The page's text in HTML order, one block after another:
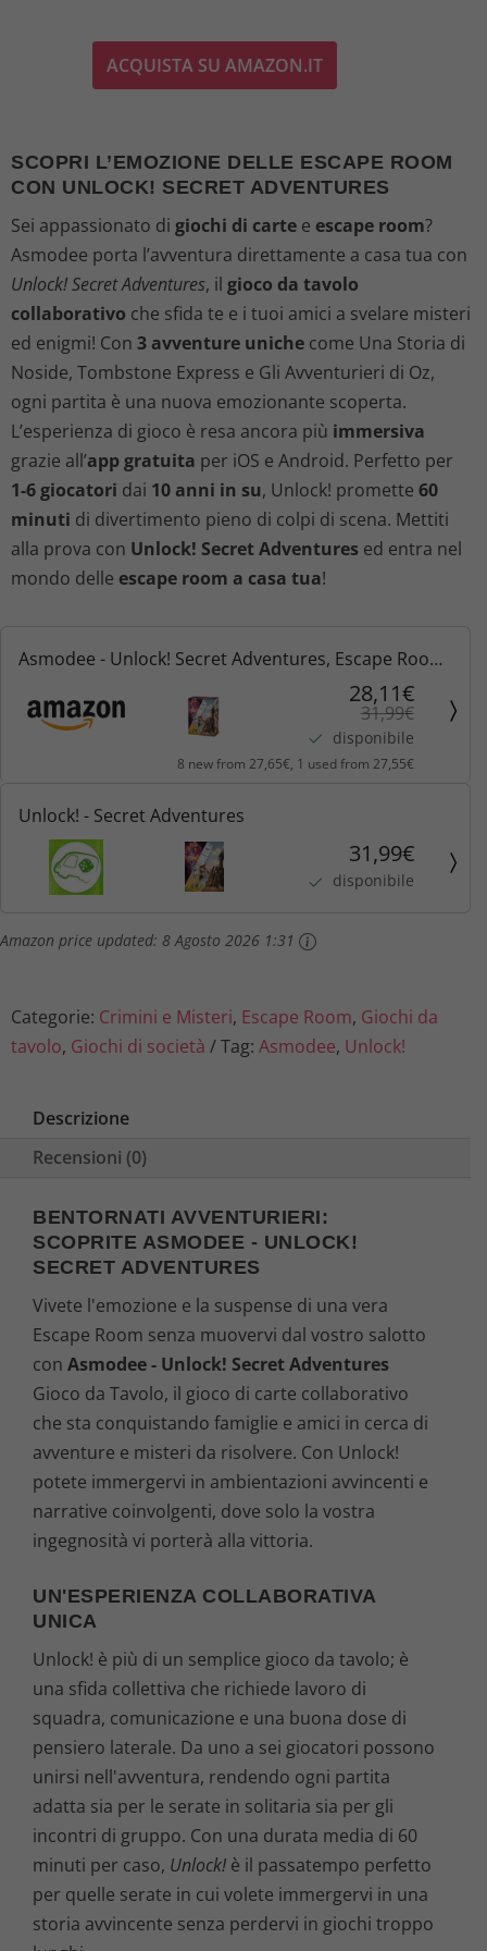
l
p
e
z
z
o
o
r
i
g
i
a
l
r
a
:
1
€
.
l
p
e
z
z
o
a
t
t
u
a
e
:
1
€
ACQUISTA SU AMAZON.IT
SCOPRI L’EMOZIONE DELLE ESCAPE ROOM
CON UNLOCK! SECRET ADVENTURES
Sei appassionato di giochi di carte e escape room?
Asmodee porta l’avventura direttamente a casa tua con
Unlock! Secret Adventures, il gioco da tavolo
collaborativo che sfida te e i tuoi amici a svelare misteri
ed enigmi! Con 3 avventure uniche come Una Storia di
Noside, Tombstone Express e Gli Avventurieri di Oz,
ogni partita è una nuova emozionante scoperta.
L’esperienza di gioco è resa ancora più immersiva
grazie all’app gratuita per iOS e Android. Perfetto per
1-6 giocatori dai 10 anni in su, Unlock! promette 60
minuti di divertimento pieno di colpi di scena. Mettiti
alla prova con Unlock! Secret Adventures ed entra nel
mondo delle escape room a casa tua!
Asmodee - Unlock! Secret Adventures, Escape Room
in un Gioco da Tavolo, 1-6 Giocatori, 10+ Anni,
Edizione in Italiano
28,11€
31,99€
disponibile
8 new from 27,65€, 1 used from 27,55€
Unlock! - Secret Adventures
31,99€
disponibile
Amazon price updated: 8 Agosto 2026 1:31
Categorie: Crimini e Misteri, Escape Room, Giochi da
tavolo, Giochi di società Tag: Asmodee, Unlock!
Descrizione
Recensioni (0)
BENTORNATI AVVENTURIERI:
SCOPRITE ASMODEE - UNLOCK!
SECRET ADVENTURES
Vivete l'emozione e la suspense di una vera
Escape Room senza muovervi dal vostro salotto
con Asmodee - Unlock! Secret Adventures
Gioco da Tavolo, il gioco di carte collaborativo
che sta conquistando famiglie e amici in cerca di
avventure e misteri da risolvere. Con Unlock!
potete immergervi in ambientazioni avvincenti e
narrative coinvolgenti, dove solo la vostra
ingegnosità vi porterà alla vittoria.
UN'ESPERIENZA COLLABORATIVA
UNICA
Unlock! è più di un semplice gioco da tavolo; è
una sfida collettiva che richiede lavoro di
squadra, comunicazione e una buona dose di
pensiero laterale. Da uno a sei giocatori possono
unirsi nell'avventura, rendendo ogni partita
adatta sia per le serate in solitaria sia per gli
incontri di gruppo. Con una durata media di 60
minuti per caso, Unlock! è il passatempo perfetto
per quelle serate in cui volete immergervi in una
storia avvincente senza perdervi in giochi troppo